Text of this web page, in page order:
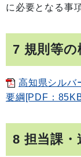
に必要となる事
7 規則等の
高知県シルバ
要綱[PDF：
8 担当課・